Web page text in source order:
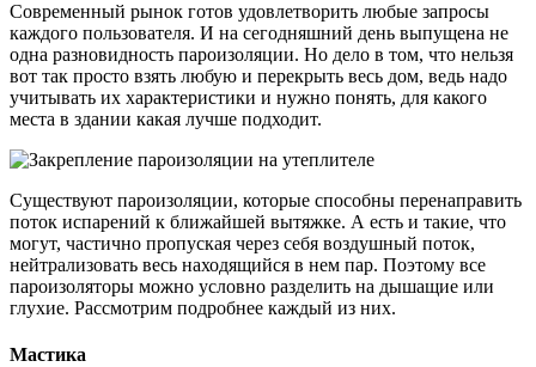
Современный рынок готов удовлетворить любые запросы
каждого пользователя. И на сегодняшний день выпущена не
одна разновидность пароизоляции. Но дело в том, что нельзя
вот так просто взять любую и перекрыть весь дом, ведь надо
учитывать их характеристики и нужно понять, для какого
места в здании какая лучше подходит.
Существуют пароизоляции, которые способны перенаправить
поток испарений к ближайшей вытяжке. А есть и такие, что
могут, частично пропуская через себя воздушный поток,
нейтрализовать весь находящийся в нем пар. Поэтому все
пароизоляторы можно условно разделить на дышащие или
глухие. Рассмотрим подробнее каждый из них.
Мастика